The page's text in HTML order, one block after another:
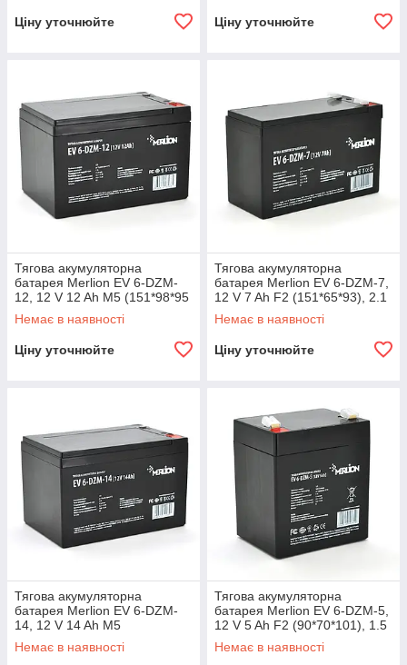
Ціну уточнюйте Ціну уточнюйте
Тягова акумуляторна
батарея Merlion EV 6-DZM-
12, 12 V 12 Ah M5 (151*98*95
(100)),4.0 kg Q3
Немає в наявності
Ціну уточнюйте
Тягова акумуляторна
батарея Merlion EV 6-DZM-7,
12 V 7 Ah F2 (151*65*93), 2.1
kg Q10
Немає в наявності
Ціну уточнюйте
Тягова акумуляторна
батарея Merlion EV 6-DZM-
14, 12 V 14 Ah M5
(151*98*100), 4.35 kg Q3
Немає в наявності
Тягова акумуляторна
батарея Merlion EV 6-DZM-5,
12 V 5 Ah F2 (90*70*101), 1.5
kg Q10
Немає в наявності